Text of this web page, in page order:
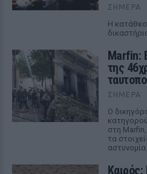
ΣΉΜΕΡΑ
Η
Marfin:
της
ΣΉΜΕΡΑ
Ο
στη
τα
Καιρός: